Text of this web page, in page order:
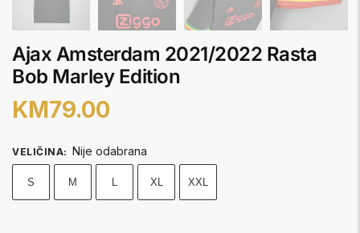
Ajax Amsterdam 2021/2022 Rasta
Bob Marley Edition
KM79.00
VELIČINA: Nije odabrana
S M L XL XXL